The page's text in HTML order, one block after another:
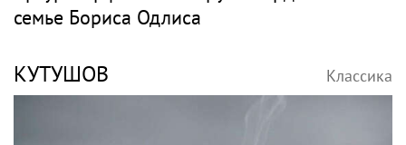
семье Бориса Одлиса
КУТУШОВ Классика